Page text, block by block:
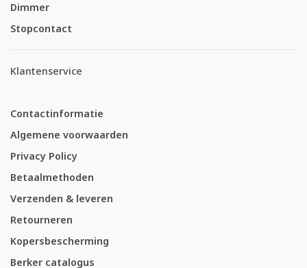
Dimmer
Stopcontact
Klantenservice
Contactinformatie
Algemene voorwaarden
Privacy Policy
Betaalmethoden
Verzenden & leveren
Retourneren
Kopersbescherming
Berker catalogus